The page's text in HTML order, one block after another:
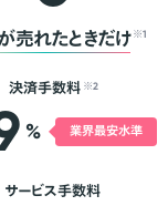
売れたときだけ ※1
決済手数料 ※2
% 業界最安水準
サービス手数料